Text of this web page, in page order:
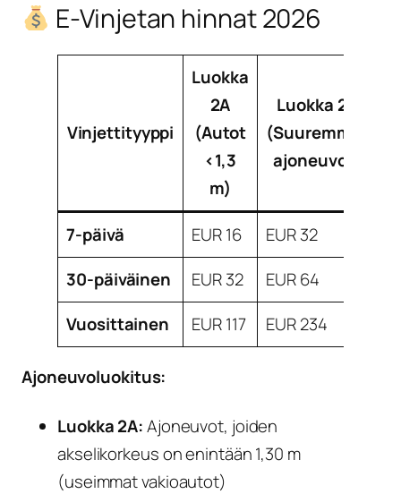
E-Vinjetan hinnat 2026
Vinjettityyppi
Luokka
2A
(Autot
<1,3
m)
Luokka 2B
(Suuremmat
ajoneuvot)
7-päivä EUR 16
EUR 32
30-päiväinen
EUR 32
EUR 64
Vuosittainen
EUR 117 EUR 234
Ajoneuvoluokitus:
Luokka 2A:Ajoneuvot, joiden
akselikorkeus on enintään 1,30 m
(useimmat vakioautot)